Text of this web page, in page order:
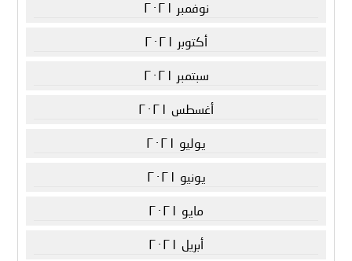
نوفمبر ٢٠٢١
أكتوبر ٢٠٢١
سبتمبر ٢٠٢١
أغسطس ٢٠٢١
يوليو ٢٠٢١
يونيو ٢٠٢١
مايو ٢٠٢١
أبريل ٢٠٢١